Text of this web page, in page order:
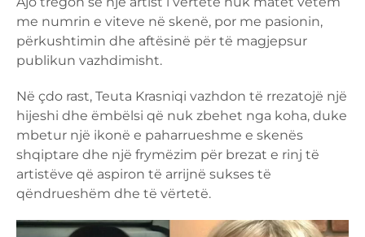
me numrin e viteve në skenë, por me pasionin,
përkushtimin dhe aftësinë për të magjepsur
publikun vazhdimisht.
Në çdo rast, Teuta Krasniqi vazhdon të rrezatojë një
hijeshi dhe ëmbëlsi që nuk zbehet nga koha, duke
mbetur një ikonë e paharrueshme e skenës
shqiptare dhe një frymëzim për brezat e rinj të
artistëve që aspiron të arrijnë sukses të
qëndrueshëm dhe të vërtetë.